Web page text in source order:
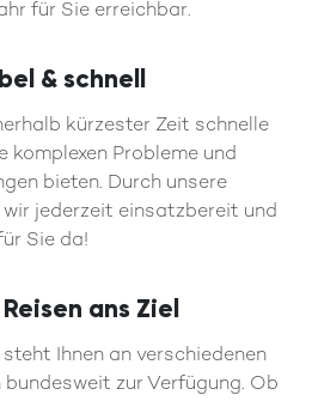
für Sie erreichbar.
& schnell
kürzester Zeit schnelle
komplexen Probleme und
bieten. Durch unsere
jederzeit einsatzbereit und
Sie da!
ans Ziel
Ihnen an verschiedenen
zur Verfügung. Ob